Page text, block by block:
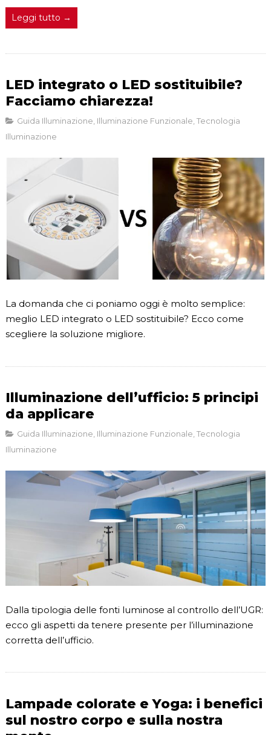
Leggi tutto →
LED integrato o LED sostituibile?
Facciamo chiarezza!
Guida Illuminazione Illuminazione Funzionale Tecnologia
Illuminazione
La domanda che ci poniamo oggi è molto semplice:
meglio LED integrato o LED sostituibile? Ecco come
scegliere la soluzione migliore.
Illuminazione dell’ufficio: 5 principi
da applicare
Guida Illuminazione Illuminazione Funzionale Tecnologia
Illuminazione
Dalla tipologia delle fonti luminose al controllo dell’UGR:
ecco gli aspetti da tenere presente per l’illuminazione
corretta dell’ufficio.
Lampade colorate e Yoga: i benefici
sul nostro corpo e sulla nostra